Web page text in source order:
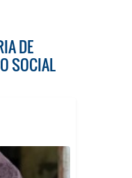
DE
SOCIAL